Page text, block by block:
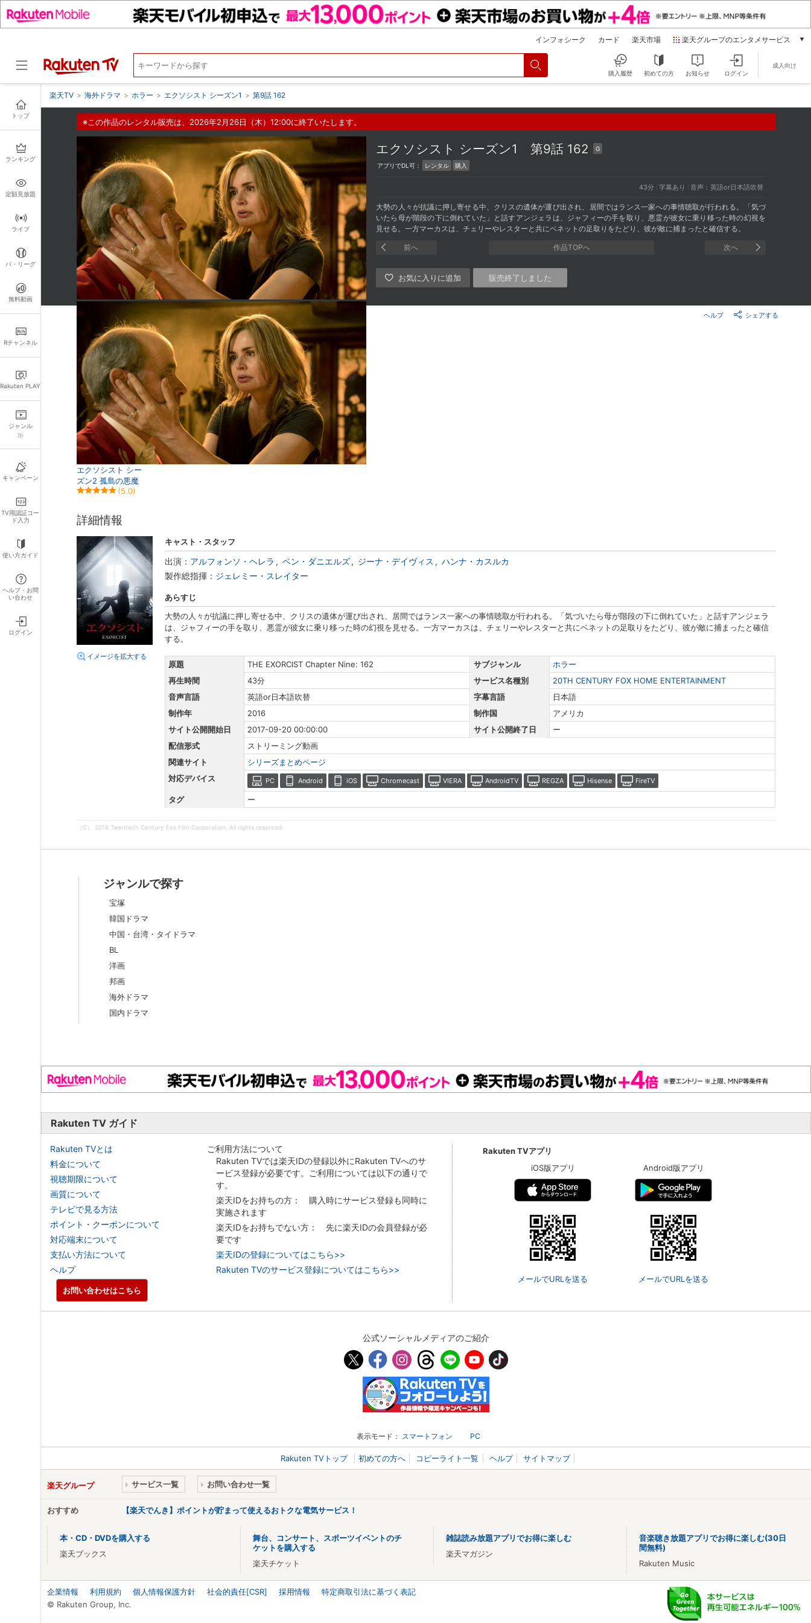
インフォシーク カード 楽天市場 楽天グループのエンタメサービス
本/ゲーム/CD/DVD
電子書籍
楽天ミュージック
動画配信
動画配信ガイド
Rakuten PLAY
無料テレビ
購入履歴 初めての方 お知らせ ログイン
成人向け
トップ
ランキング
定額見放題
ライブ
パ・リーグ
無料動画
Rチャンネル
Rakuten PLAY
ジャンル
キャンペーン
TV用認証コー
ド入力
使い方ガイド
ヘルプ・お問
い合わせ
ログイン
楽天TV > 海外ドラマ > ホラー > エクソシスト シーズン1 > 第9話 162
※この作品のレンタル販売は、2026年2月26日（木）12:00に終了いたします。
エクソシスト シーズン1 第9話 162 G
アプリでDL可： レンタル 購入
43分 字幕あり 音声：英語or日本語吹替
大勢の人々が抗議に押し寄せる中、クリスの遺体が運び出され、居間ではランス一家への事情聴取が行われる。「気づ
いたら母が階段の下に倒れていた」と話すアンジェラは、ジャフィーの手を取り、悪霊が彼女に乗り移った時の幻視を
見せる。一方マーカスは、チェリーやレスターと共にベネットの足取りをたどり、彼が敵に捕まったと確信する。
前へ 作品TOPへ 次へ
販売終了しました
シェアする
ヘルプ
関連作品
エクソシスト シー
ズン2 孤島の悪魔
(5.0)
詳細情報
イメージを拡大する
キャスト・スタッフ
出演： アルフォンソ・ヘレラ ベン・ダニエルズ ジーナ・デイヴィス
ハンナ・カスルカ
製作総指揮： ジェレミー・スレイター
あらすじ
大勢の人々が抗議に押し寄せる中、クリスの遺体が運び出され、居間ではランス一家への事情聴取が行われる。「気づいたら母が階段の下に倒れていた」と話すアンジェラ
は、ジャフィーの手を取り、悪霊が彼女に乗り移った時の幻視を見せる。一方マーカスは、チェリーやレスターと共にベネットの足取りをたどり、彼が敵に捕まったと確信
する。
原題 THE EXORCIST Chapter Nine: 162 サブジャンル
ホラー
再生時間
43分 サービス名種別
20TH CENTURY FOX HOME ENTERTAINMENT
音声言語
英語or日本語吹替 字幕言語
日本語
制作年
2016 制作国
アメリカ
サイト公開開始日
2017-09-20 00:00:00 サイト公開終了日
ー
配信形式
ストリーミング動画
関連サイト
シリーズまとめページ
対応デバイス
PC Android iOS Chromecast VIERA AndroidTV REGZA Hisense FireTV
タグ ー
（C） 2016 Twentieth Century Fox Film Corporation. All rights reserved.
ジャンルで探す
宝塚
韓国ドラマ
中国・台湾・タイドラマ
BL
洋画
邦画
海外ドラマ
国内ドラマ
Rakuten TV ガイド
Rakuten TVとは
料金について
視聴期限について
画質について
テレビで見る方法
ポイント・クーポンについて
対応端末について
支払い方法について
ヘルプ
ご利用方法について
Rakuten TVでは楽天IDの登録以外にRakuten TVへのサ
ービス登録が必要です。ご利用については以下の通りで
す。
楽天IDをお持ちの方： 購入時にサービス登録も同時に
実施されます
楽天IDをお持ちでない方： 先に楽天IDの会員登録が必
要です
楽天IDの登録についてはこちら>>
Rakuten TVのサービス登録についてはこちら>>
Rakuten TVアプリ
iOS版アプリ
メールでURLを送る
Android版アプリ
メールでURLを送る
お問い合わせはこちら
公式ソーシャルメディアのご紹介
表示モード： スマートフォン PC
Rakuten TVトップ 初めての方へ コピーライト一覧 ヘルプ サイトマップ
楽天グループ サービス一覧 お問い合わせ一覧
おすすめ 【楽天でんき】ポイントが貯まって使えるおトクな電気サービス！
本・CD・DVDを購入する
楽天ブックス
舞台、コンサート、スポーツイベントのチ
ケットを購入する
楽天チケット
雑誌読み放題アプリでお得に楽しむ
楽天マガジン
音楽聴き放題アプリでお得に楽しむ(30日
間無料)
Rakuten Music
企業情報 利用規約 個人情報保護方針 社会的責任[CSR] 採用情報
特定商取引法に基づく表記
© Rakuten Group, Inc.